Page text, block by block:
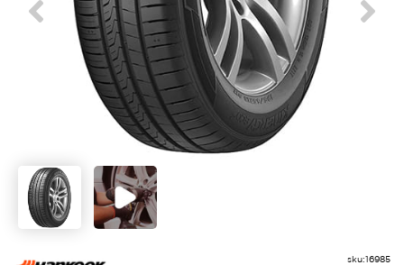
Previous Next
sku:16985